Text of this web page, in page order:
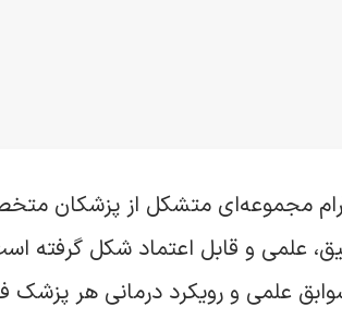
مجموعه‌ای متشکل از پزشکان
علمی و قابل اعتماد شکل
علمی و رویکرد درمانی هر پزشک